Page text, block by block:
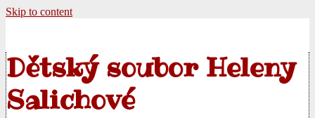
Skip to content
Dětský soubor Heleny
Salichové